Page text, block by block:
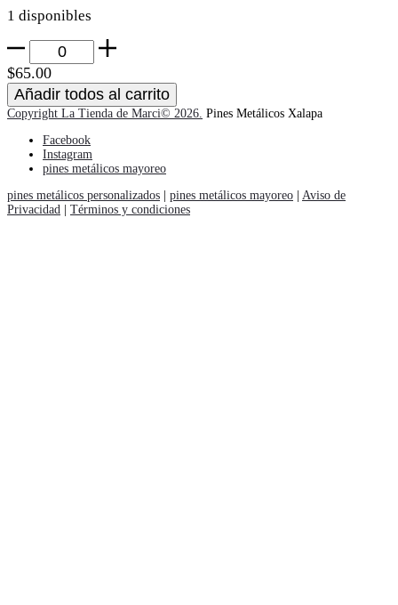
1 disponibles
Zorrito
Pin
cantidad
$65.00
Añadir todos al carrito
Copyright La Tienda de Marci© 2026. Pines Metálicos Xalapa
Facebook
Instagram
pines metálicos mayoreo
pines metálicos personalizados
pines metálicos mayoreo
Aviso de
Privacidad
Términos y condiciones